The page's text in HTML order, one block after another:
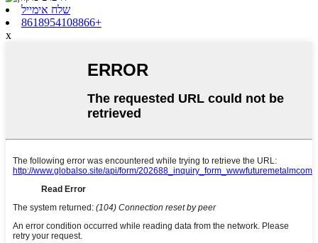
שלח אימייל
8618954108866+
x